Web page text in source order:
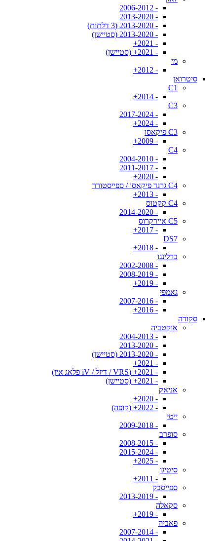
- 2006-2012
- 2013-2020
- 2013-2020 (3 דלתות)
- 2013-2020 (סטיישן)
- 2021+
- 2021+ (סטיישן)
מי
- 2012+
סיטרואן
C1
- 2014+
C3
- 2017-2024
- 2024+
C3 פיקאסו
- 2009+
C4
- 2004-2010
- 2011-2017
- 2020+
C4 גרנד פיקאסו / ספייסטורר
- 2013+
C4 קקטוס
- 2014-2020
C5 איירקרוס
- 2017+
DS7
- 2018+
ברלינגו
- 2002-2008
- 2008-2019
- 2019+
גאמפי
- 2007-2016
- 2016+
סקודה
אוקטביה
- 2004-2013
- 2013-2020
- 2013-2020 (סטיישן)
- 2021+
- 2021+ (VRS / דיזל / iV פלאג אין)
- 2021+ (סטיישן)
אניאק
- 2020+
- 2022+ (קופה)
ייטי
- 2009-2018
סופרב
- 2008-2015
- 2015-2024
- 2025+
סיטיגו
- 2011+
ספייסבק
- 2013-2019
סקאלה
- 2019+
פאביה
- 2007-2014